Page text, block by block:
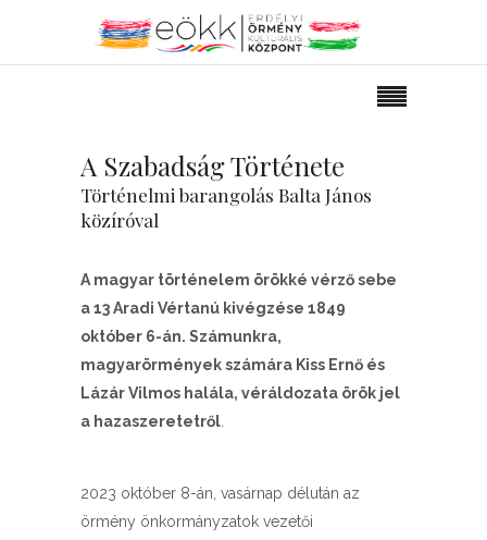
A Szabadság Története
Történelmi barangolás Balta János
közíróval
A magyar történelem örökké vérző sebe
a 13 Aradi Vértanú kivégzése 1849
október 6-án. Számunkra,
magyarörmények számára Kiss Ernő és
Lázár Vilmos halála, véráldozata örök jel
a hazaszeretetről
2023 október 8-án, vasárnap délután az
örmény önkormányzatok vezetői